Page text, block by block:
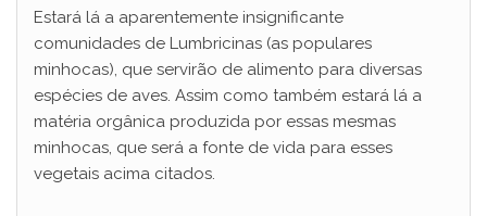
Estará lá a aparentemente insignificante
comunidades de Lumbricinas (as populares
minhocas), que servirão de alimento para diversas
espécies de aves. Assim como também estará lá a
matéria orgânica produzida por essas mesmas
minhocas, que será a fonte de vida para esses
vegetais acima citados.